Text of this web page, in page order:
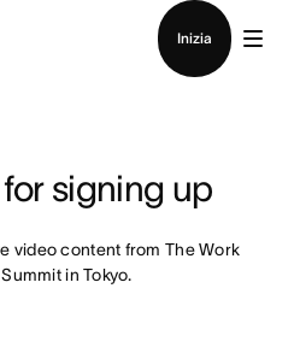
Inizia
signing up
video content from The Work
in Tokyo.